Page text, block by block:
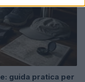
guida pratica per